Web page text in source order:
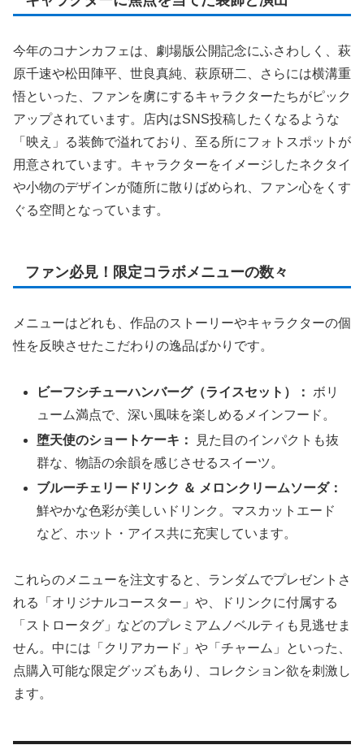
今年のコナンカフェは、劇場版公開記念にふさわしく、萩
原千速や松田陣平、世良真純、萩原研二、さらには横溝重
悟といった、ファンを虜にするキャラクターたちがピック
アップされています。店内はSNS投稿したくなるような
「映え」る装飾で溢れており、至る所にフォトスポットが
用意されています。キャラクターをイメージしたネクタイ
や小物のデザインが随所に散りばめられ、ファン心をくす
ぐる空間となっています。
ファン必見！限定コラボメニューの数々
メニューはどれも、作品のストーリーやキャラクターの個
性を反映させたこだわりの逸品ばかりです。
ビーフシチューハンバーグ（ライスセット）：
ボリ
ューム満点で、深い風味を楽しめるメインフード。
堕天使のショートケーキ：
見た目のインパクトも抜
群な、物語の余韻を感じさせるスイーツ。
ブルーチェリードリンク ＆ メロンクリームソーダ：
鮮やかな色彩が美しいドリンク。マスカットエード
など、ホット・アイス共に充実しています。
これらのメニューを注文すると、ランダムでプレゼントさ
れる「オリジナルコースター」や、ドリンクに付属する
「ストロータグ」などのプレミアムノベルティも見逃せま
せん。中には「クリアカード」や「チャーム」といった、
点購入可能な限定グッズもあり、コレクション欲を刺激し
ます。